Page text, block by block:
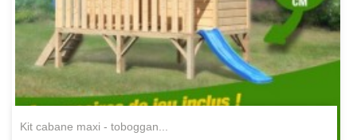
kit cabane maxi - toboggan...